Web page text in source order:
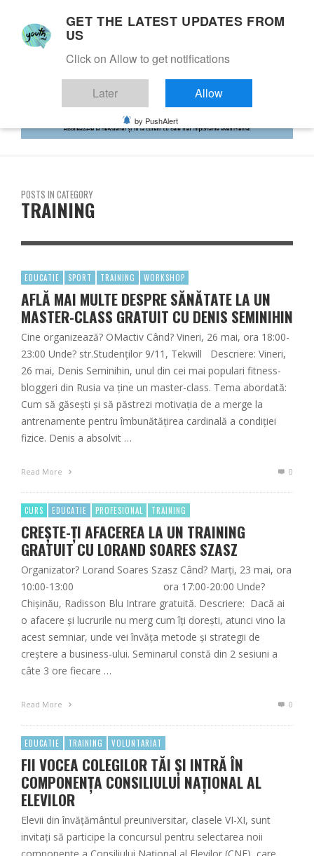
POSTS IN CATEGORY
TRAINING
EDUCATIE SPORT TRAINING WORKSHOP
AFLĂ MAI MULTE DESPRE SĂNĂTATE LA UN
MASTER-CLASS GRATUIT CU DENIS SEMINIHIN
Cine organizează? OMactiv Când? Vineri, 26 mai, ora 18:00-
23:00 Unde? str.Studenților 9/11, Tekwill Descriere: Vineri,
26 mai, Denis Seminihin, unul din cei mai populari fitness-
bloggeri din Rusia va ține un master-class. Tema abordată:
Cum să găsești și să păstrezi motivația de a merge la
antrenamente pentru îmbunătățirea cardinală a condiției
fizice. Denis a absolvit …
Read More 0
CURS EDUCATIE PROFESIONAL TRAINING
CREȘTE-ȚI AFACEREA LA UN TRAINING
GRATUIT CU LORAND SOARES SZASZ
Organizator? Lorand Soares Szasz Când? Marți, 23 mai, ora
10:00-13:00 ora 17:00-20:00 Unde?
Chișinău, Radisson Blu Intrare gratuită. Descriere: Dacă ai
o afacere și lucrurile nu merg cum îți dorești, atunci vino la
acest semniar, unde vei învăța metode și strategii de
creștere a business-ului. Seminarul constă din 2 sesiuni a
câte 3 ore fiecare …
Read More 0
EDUCATIE TRAINING VOLUNTARIAT
FII VOCEA COLEGILOR TĂI ȘI INTRĂ ÎN
COMPONENȚA CONSILIULUI NAȚIONAL AL
ELEVILOR
Elevii din învățământul preuniversitar, clasele VI-XI, sunt
invitați să participe la concursul pentru selectarea noii
GET THE LATEST UPDATES FROM
US
Click on Allow to get notifications
Later Allow
by PushAlert